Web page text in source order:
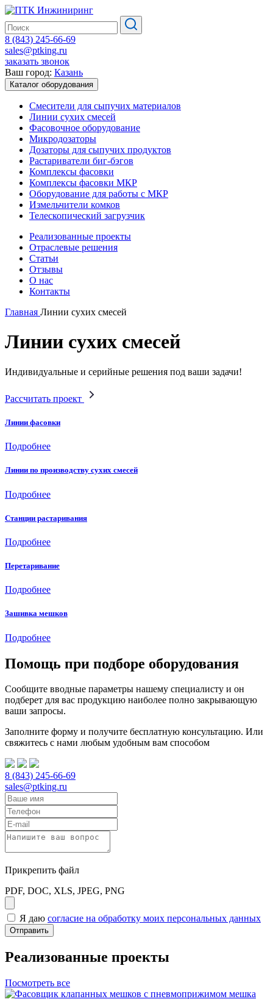
8 (843) 245-66-69
sales@ptking.ru
заказать звонок
Ваш город: Казань
Каталог оборудования
Смесители для сыпучих материалов
Линии сухих смесей
Фасовочное оборудование
Микродозаторы
Дозаторы для сыпучих продуктов
Растариватели биг-бэгов
Комплексы фасовки
Комплексы фасовки МКР
Оборудование для работы с МКР
Измельчители комков
Телескопический загрузчик
Реализованные проекты
Отраслевые решения
Статьи
Отзывы
О нас
Контакты
Главная Линии сухих смесей
Линии сухих смесей
Индивидуальные и серийные решения под ваши задачи!
Рассчитать проект
Линии фасовки
Подробнее
Линии по производству сухих смесей
Подробнее
Станции растаривания
Подробнее
Перетаривание
Подробнее
Зашивка мешков
Подробнее
Помощь при подборе оборудования
Сообщите вводные параметры нашему специалисту и он
подберет для вас продукцию наиболее полно закрывающую
ваши запросы.
Заполните форму и получите бесплатную консультацию. Или
свяжитесь с нами любым удобным вам способом
8 (843) 245-66-69
sales@ptking.ru
Прикрепить файл
PDF, DOC, XLS, JPEG, PNG
Я даю согласие на обработку моих персональных данных
Отправить
Реализованные проекты
Посмотреть все